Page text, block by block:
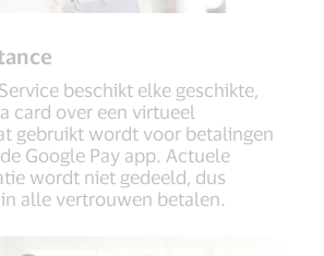
beschikt elke geschikte,
card over een virtueel
gebruikt wordt voor betalingen
Google Pay app. Actuele
wordt niet gedeeld, dus
alle vertrouwen betalen.